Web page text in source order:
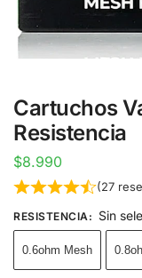
Cartuchos
Resistencia
$8.990
(27
RESISTENCIA: Sin
0.6ohm Mesh